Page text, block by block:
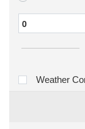
Weather